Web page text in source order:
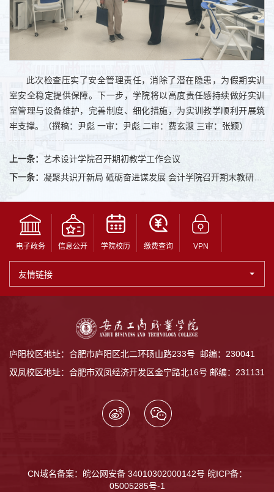
此次检查压实了安全管理责任，消除了潜在隐患，为假期实训
室安全稳定提供保障。下一步，学院将以高度责任感持续做好实训
室管理与设备维护，完善制度、细化措施，为实训教学顺利开展筑
牢支撑。（撰稿：尹彪 一审：尹彪 二审：费玄淑 三审：张颖）
上一条： 艺术设计学院召开期初教学工作会议
下一条： 凝聚共识开新局 砥砺奋进谋发展 会计学院召开期末教研室主任会议
电子政务 信息公开 学院校历 缴费查询 VPN
友情链接
庐阳校区地址：合肥市庐阳区北二环砀山路233号 邮编：230041
双凤校区地址：合肥市双凤经济开发区金宁路北16号 邮编：231131
CN域名备案：皖公网安备 34010302000142号 皖ICP备：
05005285号-1